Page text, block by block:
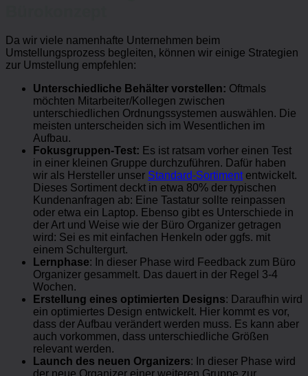
Da wir viele namenhafte Unternehmen beim
Umstellungsprozess begleiten, können wir einige Strategien
zur Umstellung empfehlen:
Unterschiedliche Behälter vorstellen: Oftmals
möchten Mitarbeiter/Kollegen zwischen
unterschiedlichen Ordnungssystemen auswählen. Die
meisten unterscheiden sich im Wesentlichen im
Aufbau.
Fokusgruppen-Test: Es ist ratsam vorher einen Test
in einer kleinen Gruppe durchzuführen. Dafür haben
wir als Hersteller unser Standard-Sortimententwickelt.
Dieses Sortiment deckt in etwa 80% der typischen
Kundenanfragen ab: Eine Tastatur sollte reinpassen
oder etwa ein Laptop. Ebenso gibt es Unterschiede in
der Art und Weise wie der Büro Organizer getragen
wird: Sei es mit einfachen Henkeln oder ggfs. mit
einem Schultergurt.
Lernphase: In dieser Phase wird Feedback zum Büro
Organizer gesammelt. Das dauert in der Regel 3-4
Wochen.
Erstellung eines optimierten Designs: Daraufhin wird
ein optimiertes Design entwickelt. Hier kommt es vor,
dass der Aufbau verändert werden muss. Es kann aber
auch vorkommen, dass unterschiedliche Größen
relevant werden.
Launch des neuen Organizers: In dieser Phase wird